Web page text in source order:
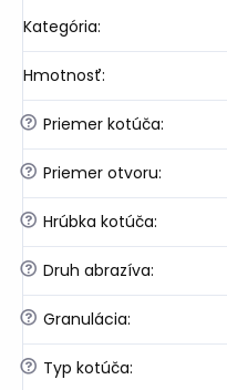
Kategória:
Hmotnosť:
? Priemer kotúča:
? Priemer otvoru:
? Hrúbka kotúča:
? Druh abrazíva:
? Granulácia:
? Typ kotúča: